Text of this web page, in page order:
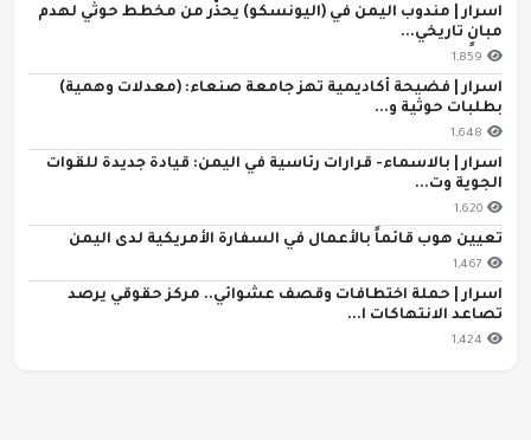
اسرار | مندوب اليمن في (اليونسكو) يحذّر من مخطط حوثي لهدم
مبانٍ تاريخي...
1,859
اسرار | فضيحة أكاديمية تهز جامعة صنعاء: (معدلات وهمية)
بطلبات حوثية و...
1,648
اسرار | بالاسماء- قرارات رئاسية في اليمن: قيادة جديدة للقوات
الجوية وت...
1,620
تعيين هوب قائماً بالأعمال في السفارة الأمريكية لدى اليمن
1,467
اسرار | حملة اختطافات وقصف عشوائي.. مركز حقوقي يرصد
تصاعد الانتهاكات ا...
1,424